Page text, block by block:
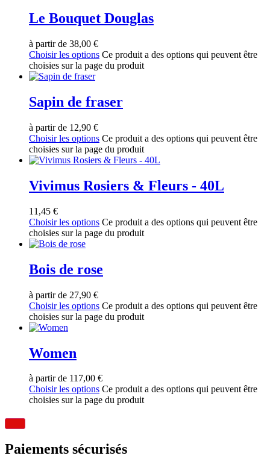
Le Bouquet Douglas
à partir de 38,00 €
Choisir les options Ce produit a des options qui peuvent être
choisies sur la page du produit
Sapin de fraser
à partir de 12,90 €
Choisir les options Ce produit a des options qui peuvent être
choisies sur la page du produit
Vivimus Rosiers & Fleurs - 40L
11,45 €
Choisir les options Ce produit a des options qui peuvent être
choisies sur la page du produit
Bois de rose
à partir de 27,90 €
Choisir les options Ce produit a des options qui peuvent être
choisies sur la page du produit
Women
à partir de 117,00 €
Choisir les options Ce produit a des options qui peuvent être
choisies sur la page du produit
Paiements sécurisés